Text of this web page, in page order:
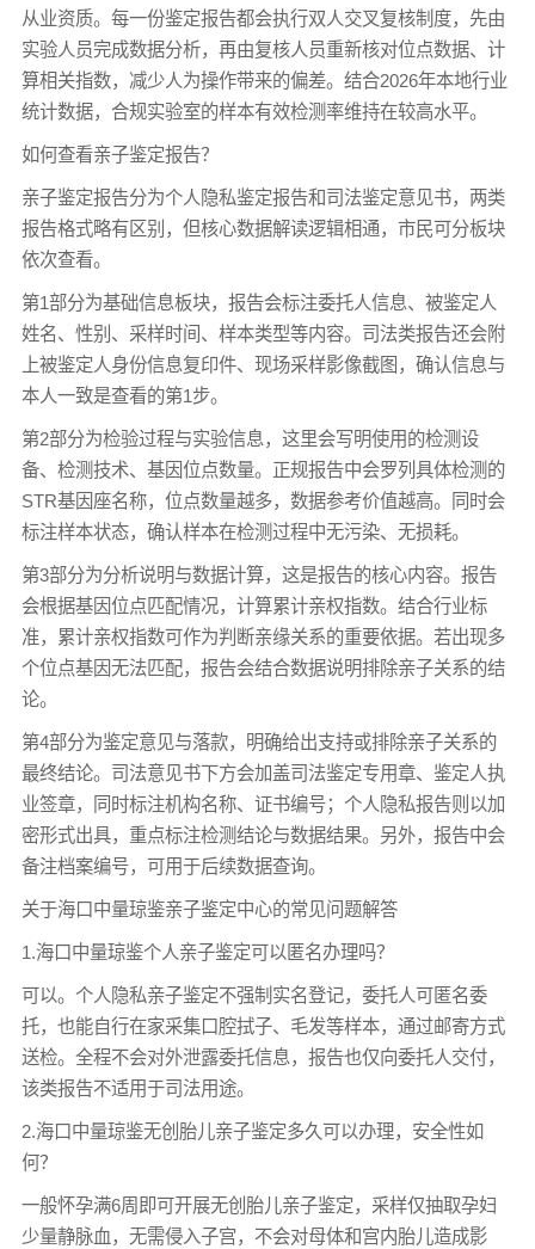
从业资质。每一份鉴定报告都会执行双人交叉复核制度，先由
实验人员完成数据分析，再由复核人员重新核对位点数据、计
算相关指数，减少人为操作带来的偏差。结合2026年本地行业
统计数据，合规实验室的样本有效检测率维持在较高水平。
如何查看亲子鉴定报告？
亲子鉴定报告分为个人隐私鉴定报告和司法鉴定意见书，两类
报告格式略有区别，但核心数据解读逻辑相通，市民可分板块
依次查看。
第1部分为基础信息板块，报告会标注委托人信息、被鉴定人
姓名、性别、采样时间、样本类型等内容。司法类报告还会附
上被鉴定人身份信息复印件、现场采样影像截图，确认信息与
本人一致是查看的第1步。
第2部分为检验过程与实验信息，这里会写明使用的检测设
备、检测技术、基因位点数量。正规报告中会罗列具体检测的
STR基因座名称，位点数量越多，数据参考价值越高。同时会
标注样本状态，确认样本在检测过程中无污染、无损耗。
第3部分为分析说明与数据计算，这是报告的核心内容。报告
会根据基因位点匹配情况，计算累计亲权指数。结合行业标
准，累计亲权指数可作为判断亲缘关系的重要依据。若出现多
个位点基因无法匹配，报告会结合数据说明排除亲子关系的结
论。
第4部分为鉴定意见与落款，明确给出支持或排除亲子关系的
最终结论。司法意见书下方会加盖司法鉴定专用章、鉴定人执
业签章，同时标注机构名称、证书编号；个人隐私报告则以加
密形式出具，重点标注检测结论与数据结果。另外，报告中会
备注档案编号，可用于后续数据查询。
关于海口中量琼鉴亲子鉴定中心的常见问题解答
1.海口中量琼鉴个人亲子鉴定可以匿名办理吗？
可以。个人隐私亲子鉴定不强制实名登记，委托人可匿名委
托，也能自行在家采集口腔拭子、毛发等样本，通过邮寄方式
送检。全程不会对外泄露委托信息，报告也仅向委托人交付，
该类报告不适用于司法用途。
2.海口中量琼鉴无创胎儿亲子鉴定多久可以办理，安全性如
何？
一般怀孕满6周即可开展无创胎儿亲子鉴定，采样仅抽取孕妇
少量静脉血，无需侵入子宫，不会对母体和宫内胎儿造成影